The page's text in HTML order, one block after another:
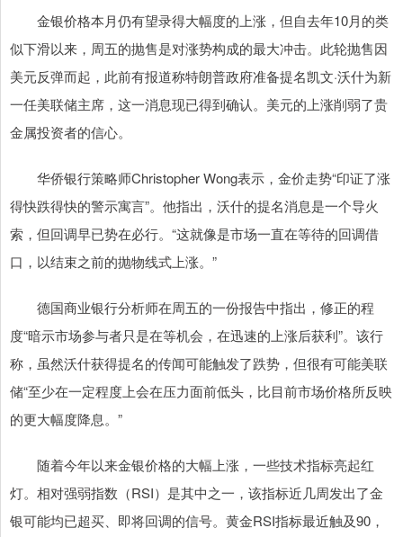
金银价格本月仍有望录得大幅度的上涨，但自去年10月的类
似下滑以来，周五的抛售是对涨势构成的最大冲击。此轮抛售因
美元反弹而起，此前有报道称特朗普政府准备提名凯文·沃什为新
一任美联储主席，这一消息现已得到确认。美元的上涨削弱了贵
金属投资者的信心。
华侨银行策略师Christopher Wong表示，金价走势“印证了涨
得快跌得快的警示寓言”。他指出，沃什的提名消息是一个导火
索，但回调早已势在必行。“这就像是市场一直在等待的回调借
口，以结束之前的抛物线式上涨。”
德国商业银行分析师在周五的一份报告中指出，修正的程
度“暗示市场参与者只是在等机会，在迅速的上涨后获利”。该行
称，虽然沃什获得提名的传闻可能触发了跌势，但很有可能美联
储“至少在一定程度上会在压力面前低头，比目前市场价格所反映
的更大幅度降息。”
随着今年以来金银价格的大幅上涨，一些技术指标亮起红
灯。相对强弱指数（RSI）是其中之一，该指标近几周发出了金
银可能均已超买、即将回调的信号。黄金RSI指标最近触及90，